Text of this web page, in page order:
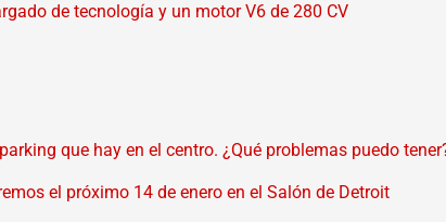
de tecnología y un motor V6 de 280 CV
que hay en el centro. ¿Qué problemas puedo
el próximo 14 de enero en el Salón de Detroit